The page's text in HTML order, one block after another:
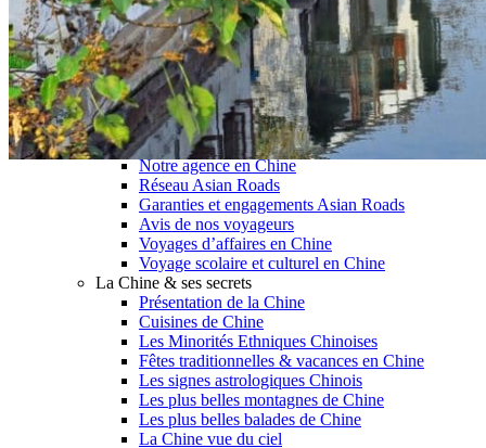
Luxe et exception
Où et quand partir ?
Printemps
Eté
Automne
Hiver
Infos pratiques
Notre agence
Notre agence en Chine
Réseau Asian Roads
Garanties et engagements Asian Roads
Avis de nos voyageurs
Voyages d’affaires en Chine
Voyage scolaire et culturel en Chine
La Chine & ses secrets
Présentation de la Chine
Cuisines de Chine
Les Minorités Ethniques Chinoises
Fêtes traditionnelles & vacances en Chine
Les signes astrologiques Chinois
Les plus belles montagnes de Chine
Les plus belles balades de Chine
La Chine vue du ciel